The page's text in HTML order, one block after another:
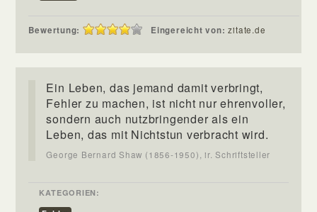
Bewertung: Eingereicht von:zitate.de
Ein Leben, das jemand damit verbringt,
Fehler zu machen, ist nicht nur ehrenvoller,
sondern auch nutzbringender als ein
Leben, das mit Nichtstun verbracht wird.
George Bernard Shaw (1856-1950), ir. Schriftsteller
KATEGORIEN: